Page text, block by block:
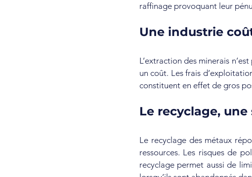
raffinage provoquant leur
Une industrie
L’extraction des minerais
un coût. Les frais
constituent en effet de gros
Le recyclage,
Le recyclage des métaux
ressources. Les risques de
recyclage permet aussi de